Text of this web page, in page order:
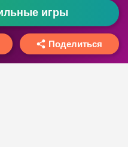
игры
Поделиться